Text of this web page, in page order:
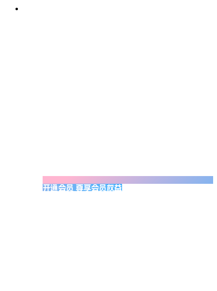
开通会员 尊享会员权益